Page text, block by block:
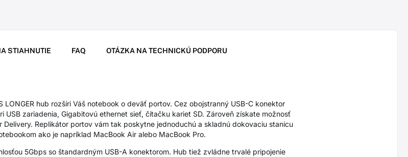
STIAHNUTIE FAQ OTÁZKA NA TECHNICKÚ PODPORU
LONGER hub rozšíri Váš notebook o deväť portov. Cez obojstranný USB-C konektor
zariadenia, Gigabitovú ethernet sieť, čítačku kariet SD. Zároveň získate možnosť
Delivery. Replikátor portov vám tak poskytne jednoduchú a skladnú dokovaciu stanicu
ako je napríklad MacBook Air alebo MacBook Pro.
5Gbps so štandardným USB-A konektorom. Hub tiež zvládne trvalé pripojenie